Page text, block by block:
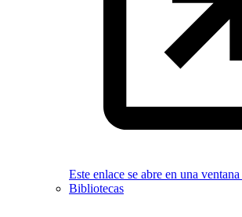
Este enlace se abre en una
Bibliotecas